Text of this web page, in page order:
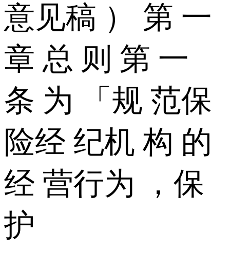
意见稿 ） 第 一
章 总 则 第 一
条 为 「规 范保
险经 纪机 构 的
经 营行为 ，保
护